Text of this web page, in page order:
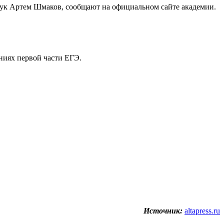
Артем Шмаков, сообщают на официальном сайте академии.
первой части ЕГЭ.
Источник: altapress.ru